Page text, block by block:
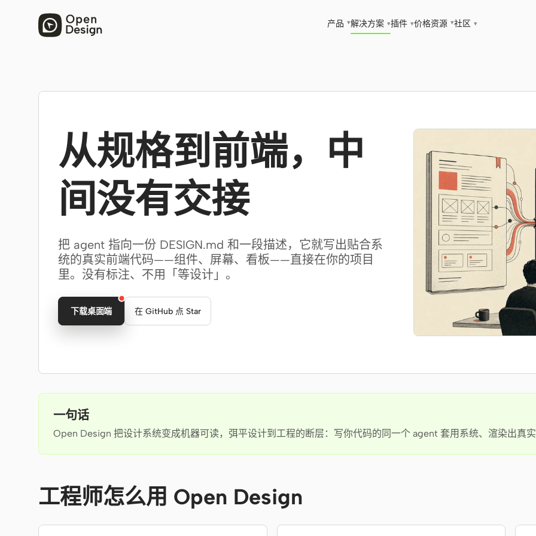
产品 ▾解决方案 ▾插件 ▾价格资源 ▾社区 ▾
从规格到前端，中
间没有交接
把 agent 指向一份 DESIGN.md 和一段描述，它就写出贴合系
统的真实前端代码——组件、屏幕、看板——直接在你的项目
里。没有标注、不用「等设计」。
下载桌面端 在 GitHub 点 Star
一句话
Open Design 把设计系统变成机器可读，弭平设计到工程的断层：写你代码的同一个 agent 套用系统、渲染出真
工程师怎么用 Open Design